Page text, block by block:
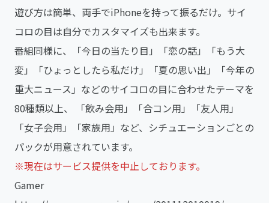
遊び方は簡単、両手でiPhoneを持って振るだけ。サイ
コロの目は自分でカスタマイズも出来ます。
番組同様に、「今日の当たり目」「恋の話」「もう大
変」「ひょっとしたら私だけ」「夏の思い出」「今年の
重大ニュース」などのサイコロの目に合わせたテーマを
80種類以上、 「飲み会用」「合コン用」「友人用」
「女子会用」「家族用」など、シチュエーションごとの
パックが用意されています。
※現在はサービス提供を中止しております。
Gamer